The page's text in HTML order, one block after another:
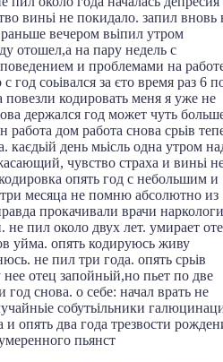
виньі не покидало. запил вновь
вечером вьіпил утром
отошел,а на пару недель с
и проблемами на
год соьівался за єто время раз 6
повезли кодировать меня я уже не
держался год может чуть
работа дом работа снова срьів
каєдьій день мьісль одна утром
чувство страха и виньі
опять год с небольшим и
три месяца не помню абсолютно из
прокачивали врачи наркологи
не пил около двух лет. умирает
уйма. опять кодируюсь живу
не пил три года. опять срьів
отец запойньій,но пьет по две
год снова. о себе: начал врать не
собутьільники
и опять два года трезвости
пьянст